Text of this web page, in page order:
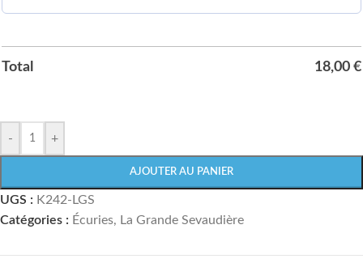
Total 18,00 €
- +
AJOUTER AU PANIER
UGS : K242-LGS
Catégories : Écuries, La Grande Sevaudière